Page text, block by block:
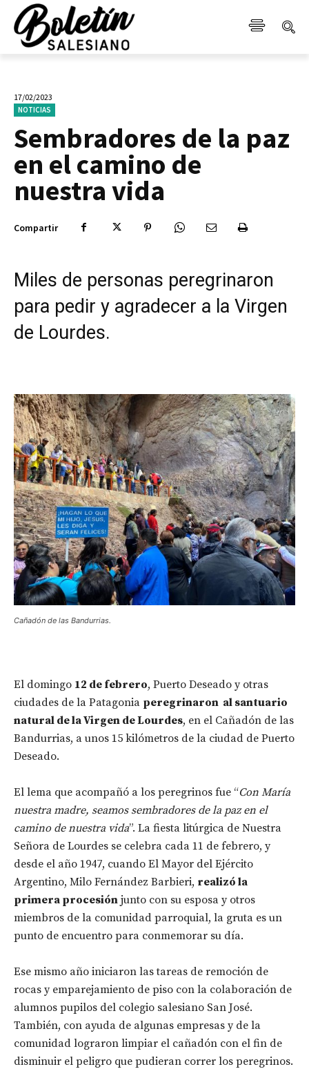
17/02/2023
NOTICIAS
Sembradores de la paz
en el camino de
nuestra vida
Compartir
Miles de personas peregrinaron
para pedir y agradecer a la Virgen
de Lourdes.
Cañadón de las Bandurrias.
El domingo 12 de febrero, Puerto Deseado y otras
ciudades de la Patagonia peregrinaron al santuario
natural de la Virgen de Lourdes, en el Cañadón de las
Bandurrias, a unos 15 kilómetros de la ciudad de Puerto
Deseado.
El lema que acompañó a los peregrinos fue “Con María
nuestra madre, seamos sembradores de la paz en el
camino de nuestra vida”. La fiesta litúrgica de Nuestra
Señora de Lourdes se celebra cada 11 de febrero, y
desde el año 1947, cuando El Mayor del Ejército
Argentino, Milo Fernández Barbieri, realizó la
primera procesión junto con su esposa y otros
miembros de la comunidad parroquial, la gruta es un
punto de encuentro para conmemorar su día.
Ese mismo año iniciaron las tareas de remoción de
rocas y emparejamiento de piso con la colaboración de
alumnos pupilos del colegio salesiano San José.
También, con ayuda de algunas empresas y de la
comunidad lograron limpiar el cañadón con el fin de
disminuir el peligro que pudieran correr los peregrinos.